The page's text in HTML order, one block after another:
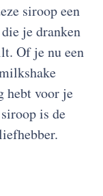
siroop een
je dranken
Of je nu een
hebt voor je
is de